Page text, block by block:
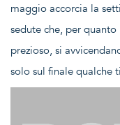
maggio accorcia la
sedute che, per
prezioso, si
solo sul finale qualche